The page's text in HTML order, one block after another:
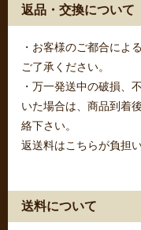
返品・交換について
・お客様のご都合によ
ご了承ください。
・万一発送中の破損、
いた場合は、商品到着
絡下さい。
返送料はこちらが負担
送料について